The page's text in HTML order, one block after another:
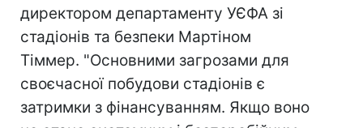
директором департаменту УЄФА зі
стадіонів та безпеки Мартіном
Тіммер. "Основними загрозами для
своєчасної побудови стадіонів є
затримки з фінансуванням. Якщо воно